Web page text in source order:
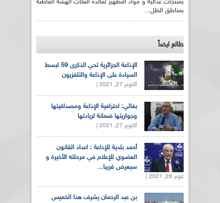
بمنتجات غذائية و مواد التطهير لفائدة الفئات الهشة القاطنة
بمناطق الظل...
طالع ايضاً
الإذاعة الجزائرية تحي الذكرى 59 لبسط
السيادة على الإذاعة والتلفزيون
أكتوبر 27, 2021 |
بغالي: احترافية الإذاعة ومصداقيتها
وجواريتها ضمانة لريادتها
أكتوبر 27, 2021 |
أحمد بلدية للإذاعة : اعداد القانون
العضوي للإعلام في مرحلته الأخيرة و
سيعرض قريبا...
أكتوبر 28, 2021 |
بن عبد الرحمان يشرف هذا الخميس